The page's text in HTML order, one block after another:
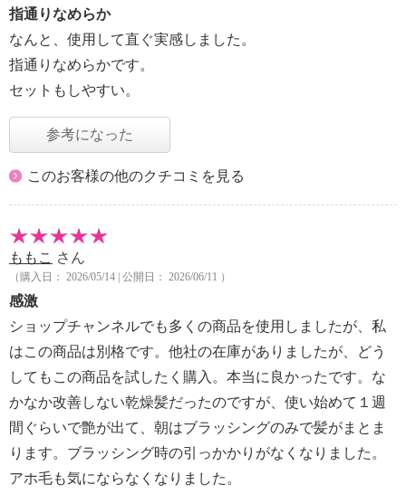
指通りなめらか
なんと、使用して直ぐ実感しました。
指通りなめらかです。
セットもしやすい。
参考になった
このお客様の他のクチコミを見る
ももこ さん
（購入日： 2026/05/14 | 公開日： 2026/06/11 ）
感激
ショップチャンネルでも多くの商品を使用しましたが、私
はこの商品は別格です。他社の在庫がありましたが、どう
してもこの商品を試したく購入。本当に良かったです。な
かなか改善しない乾燥髪だったのですが、使い始めて１週
間ぐらいで艶が出て、朝はブラッシングのみで髪がまとま
ります。ブラッシング時の引っかかりがなくなりました。
アホ毛も気にならなくなりました。